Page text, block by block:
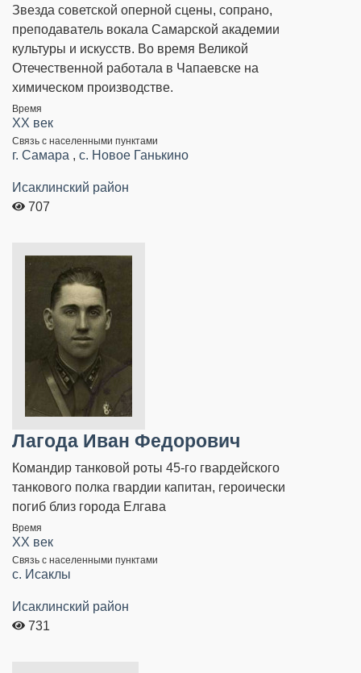
Звезда советской оперной сцены, сопрано,
преподаватель вокала Самарской академии
культуры и искусств. Во время Великой
Отечественной работала в Чапаевске на
химическом производстве.
Время
XX век
Связь с населенными пунктами
г. Самара , с. Новое Ганькино
Исаклинский район
707
Лагода Иван Федорович
Командир танковой роты 45-го гвардейского
танкового полка гвардии капитан, героически
погиб близ города Елгава
Время
XX век
Связь с населенными пунктами
c. Исаклы
Исаклинский район
731